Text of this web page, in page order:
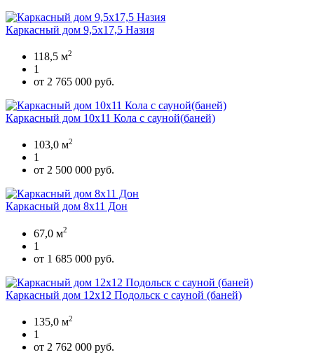
Каркасный дом 9,5х17,5 Назия
118,5 м2
1
от 2 765 000 руб.
Каркасный дом 10х11 Кола с сауной(баней)
103,0 м2
1
от 2 500 000 руб.
Каркасный дом 8х11 Дон
67,0 м2
1
от 1 685 000 руб.
Каркасный дом 12х12 Подольск с сауной (баней)
135,0 м2
1
от 2 762 000 руб.